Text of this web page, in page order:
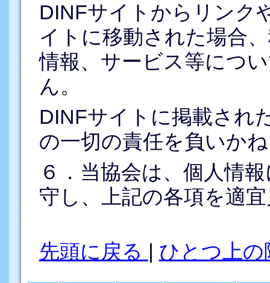
DINFサイトからリンク
イトに移動された場合
情報、サービス等につ
ん。
DINFサイトに掲載され
の一切の責任を負いか
６．当協会は、個人情
守し、上記の各項を適
先頭に戻る ひとつ上の